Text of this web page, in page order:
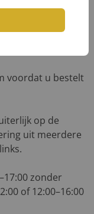
bestellen en uw
voordat u bestelt
op de
uit meerdere
zonder
of 12:00–16:00